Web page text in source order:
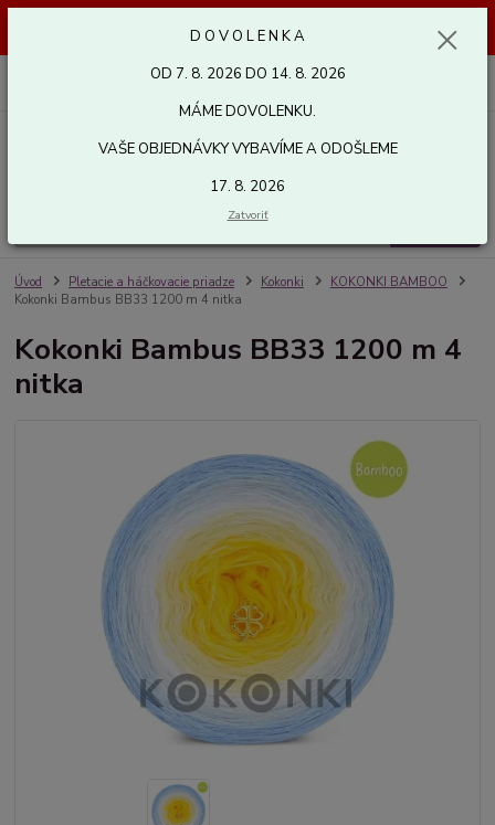
odošleme 17. 8. 2026. Ďakujeme.
Úvod Pletacie a háčkovacie priadze Kokonki
KOKONKI BAMBOO
Kokonki Bambus BB33 1200 m 4 nitka
Kokonki Bambus BB33 1200 m 4
nitka
D O V O L E N K A
OD 7. 8. 2026 DO 14. 8. 2026
MÁME DOVOLENKU.
VAŠE OBJEDNÁVKY VYBAVÍME A ODOŠLEME
17. 8. 2026
Zatvoriť